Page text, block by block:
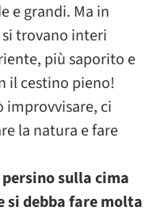
e grandi. Ma in
trovano interi
più saporito e
il cestino pieno!
ci
la natura e fare
sulla cima
debba fare molta